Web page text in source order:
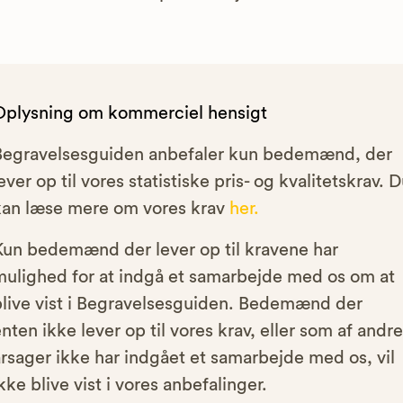
om kommerciel hensigt
anbefaler kun bedemænd, der
op til vores statistiske pris- og kvalitetskrav.
læse mere om vores krav her.
bedemænd der lever op til kravene har
for at indgå et samarbejde med os om at
vist i Begravelsesguiden. Bedemænd der
ikke lever op til vores krav, eller som af andre
ikke har indgået et samarbejde med os, vil
blive vist i vores anbefalinger.